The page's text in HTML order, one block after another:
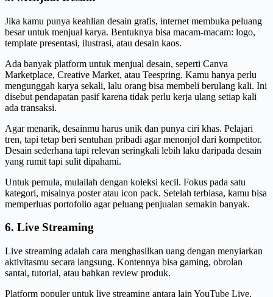
Jika kamu punya keahlian desain grafis, internet membuka peluang
besar untuk menjual karya. Bentuknya bisa macam-macam: logo,
template presentasi, ilustrasi, atau desain kaos.
Ada banyak platform untuk menjual desain, seperti Canva
Marketplace, Creative Market, atau Teespring. Kamu hanya perlu
mengunggah karya sekali, lalu orang bisa membeli berulang kali. Ini
disebut pendapatan pasif karena tidak perlu kerja ulang setiap kali
ada transaksi.
Agar menarik, desainmu harus unik dan punya ciri khas. Pelajari
tren, tapi tetap beri sentuhan pribadi agar menonjol dari kompetitor.
Desain sederhana tapi relevan seringkali lebih laku daripada desain
yang rumit tapi sulit dipahami.
Untuk pemula, mulailah dengan koleksi kecil. Fokus pada satu
kategori, misalnya poster atau icon pack. Setelah terbiasa, kamu bisa
memperluas portofolio agar peluang penjualan semakin banyak.
6. Live Streaming
Live streaming adalah cara menghasilkan uang dengan menyiarkan
aktivitasmu secara langsung. Kontennya bisa gaming, obrolan
santai, tutorial, atau bahkan review produk.
Platform populer untuk live streaming antara lain YouTube Live,